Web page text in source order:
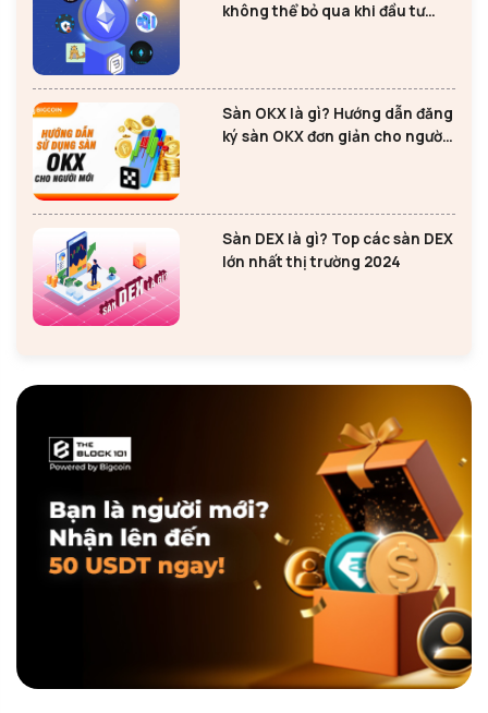
không thể bỏ qua khi đầu tư
Sàn OKX là gì? Hướng dẫn đăng
ký sàn OKX đơn giản cho người
Sàn DEX là gì? Top các sàn DEX
lớn nhất thị trường 2024